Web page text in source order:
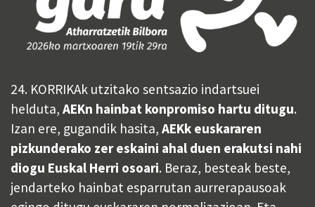
24. KORRIKAk utzitako sentsazio indartsuei
helduta, AEKn hainbat konpromiso hartu ditugu.
Izan ere, gugandik hasita, AEKk euskararen
pizkunderako zer eskaini ahal duen erakutsi nahi
diogu Euskal Herri osoari. Beraz, besteak beste,
jendarteko hainbat esparrutan aurrerapausoak